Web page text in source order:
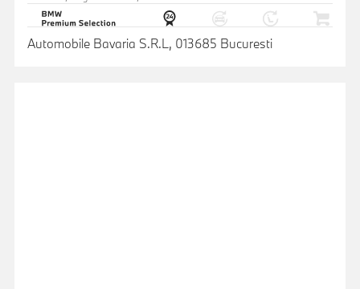
Automobile Bavaria S.R.L, 013685 Bucuresti